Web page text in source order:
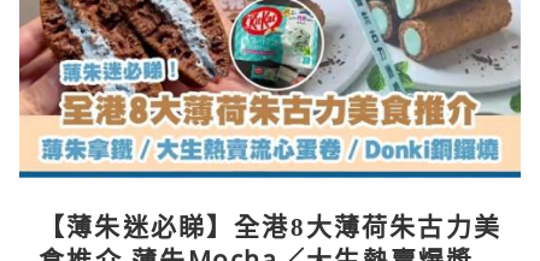
【薄朱迷必睇】全港8大薄荷朱古力美